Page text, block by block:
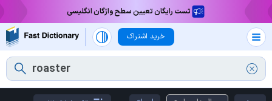
تست رایگان تعیین سطح واژگان انگلیسی
خرید اشتراک